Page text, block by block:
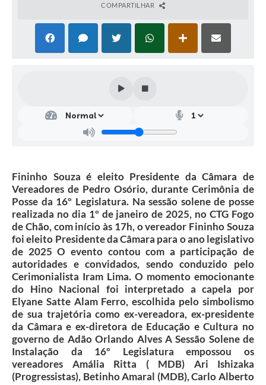
COMPARTILHAR
Fininho Souza é eleito Presidente da Câmara de
Vereadores de Pedro Osório, durante Cerimônia de
Posse da 16º Legislatura. Na sessão solene de posse
realizada no dia 1º de janeiro de 2025, no CTG Fogo
de Chão, com início às 17h, o vereador Fininho Souza
foi eleito Presidente da Câmara para o ano legislativo
de 2025 O evento contou com a participação de
autoridades e convidados, sendo conduzido pelo
Cerimonialista Iram Lima. O momento emocionante
do Hino Nacional foi interpretado a capela por
Elyane Satte Alam Ferro, escolhida pelo simbolismo
de sua trajetória como ex-vereadora, ex-presidente
da Câmara e ex-diretora de Educação e Cultura no
governo de Adão Orlando Alves A Sessão Solene de
Instalação da 16º Legislatura empossou os
vereadores Amália Ritta ( MDB) Ari Ishizaka
(Progressistas), Betinho Amaral (MDB), Carlo Alberto